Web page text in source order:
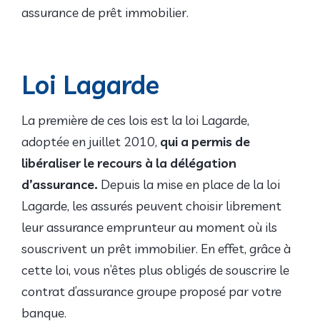
assurance de prêt immobilier.
Loi Lagarde
La première de ces lois est la loi Lagarde,
adoptée en juillet 2010, qui a permis de
libéraliser le recours à la délégation
d’assurance. Depuis la mise en place de la loi
Lagarde, les assurés peuvent choisir librement
leur assurance emprunteur au moment où ils
souscrivent un prêt immobilier. En effet, grâce à
cette loi, vous n’êtes plus obligés de souscrire le
contrat d’assurance groupe proposé par votre
banque.